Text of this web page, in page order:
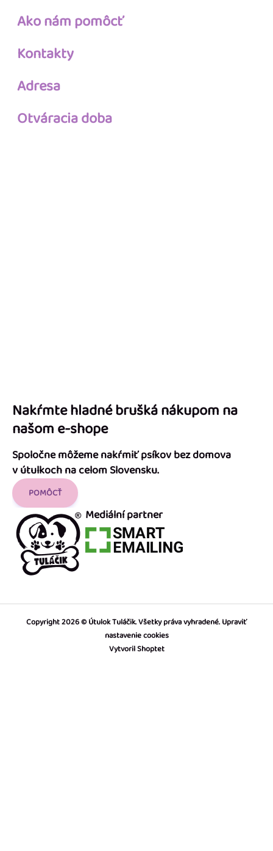
Ako nám pomôcť
Kontakty
Adresa
Otváracia doba
Nakŕmte hladné brušká nákupom na
našom e-shope
Spoločne môžeme nakŕmiť psíkov bez domova
v útulkoch na celom Slovensku.
POMÔCŤ
Mediální partner
Vytvoril Shoptet
Copyright 2026 Útulok Tuláčik. Všetky práva vyhradené.Upraviť
nastavenie cookies